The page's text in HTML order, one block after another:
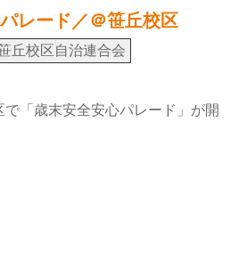
レード／＠笹丘校区
丘校区自治連合会
「歳末安全安心パレード」が開